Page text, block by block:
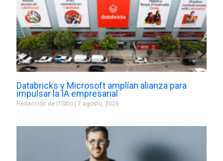
Databricks y Microsoft amplían alianza para
impulsar la IA empresarial
Redacción de ITSitio 7 agosto, 2026